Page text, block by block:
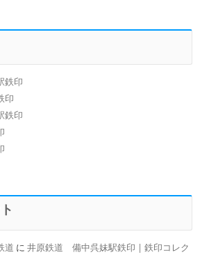
鉄印
印
鉄印
道 に 井原鉄道 備中呉妹駅鉄印 | 鉄印コレク